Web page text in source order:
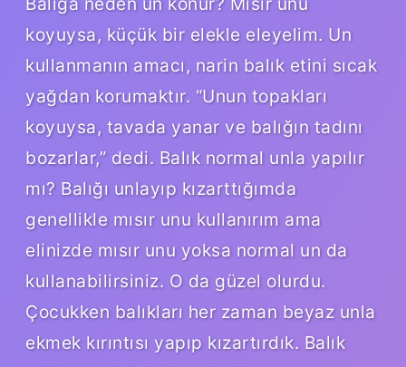
koyuysa, küçük bir elekle eleyelim. Un
kullanmanın amacı, narin balık etini sıcak
yağdan korumaktır. “Unun topakları
koyuysa, tavada yanar ve balığın tadını
bozarlar,” dedi. Balık normal unla yapılır
mı? Balığı unlayıp kızarttığımda
genellikle mısır unu kullanırım ama
elinizde mısır unu yoksa normal un da
kullanabilirsiniz. O da güzel olurdu.
Çocukken balıkları her zaman beyaz unla
ekmek kırıntısı yapıp kızartırdık. Balık